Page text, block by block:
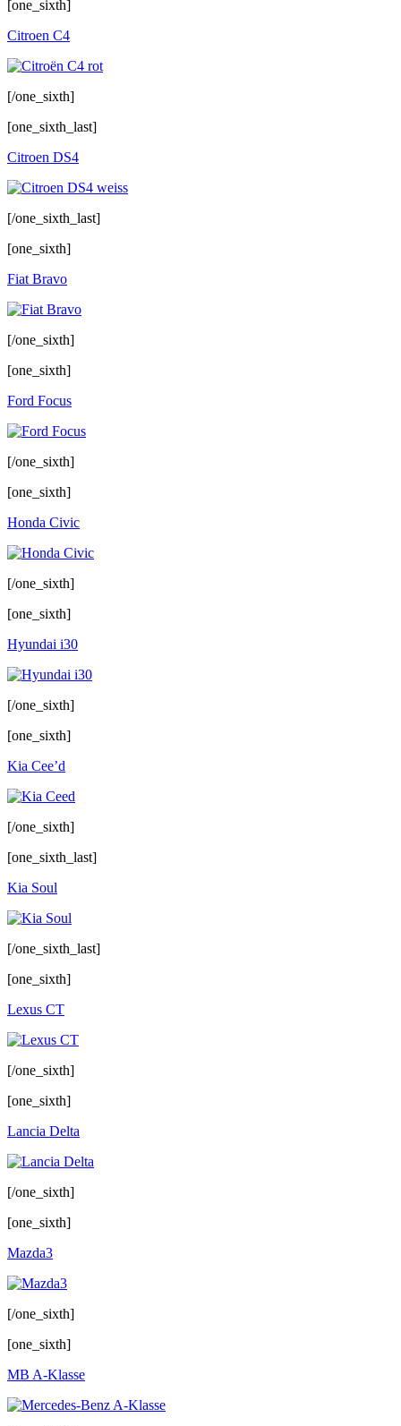
[one_sixth]
Citroen C4
[/one_sixth]
[one_sixth_last]
Citroen DS4
[/one_sixth_last]
[one_sixth]
Fiat Bravo
[/one_sixth]
[one_sixth]
Ford Focus
[/one_sixth]
[one_sixth]
Honda Civic
[/one_sixth]
[one_sixth]
Hyundai i30
[/one_sixth]
[one_sixth]
Kia Cee’d
[/one_sixth]
[one_sixth_last]
Kia Soul
[/one_sixth_last]
[one_sixth]
Lexus CT
[/one_sixth]
[one_sixth]
Lancia Delta
[/one_sixth]
[one_sixth]
Mazda3
[/one_sixth]
[one_sixth]
MB A-Klasse